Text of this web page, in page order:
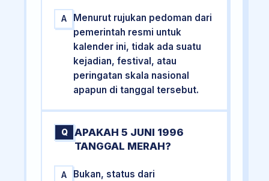
A
Menurut rujukan pedoman dari
pemerintah resmi untuk
kalender ini, tidak ada suatu
kejadian, festival, atau
peringatan skala nasional
apapun di tanggal tersebut.
Q
APAKAH 5 JUNI 1996
TANGGAL MERAH?
A
Bukan, status dari